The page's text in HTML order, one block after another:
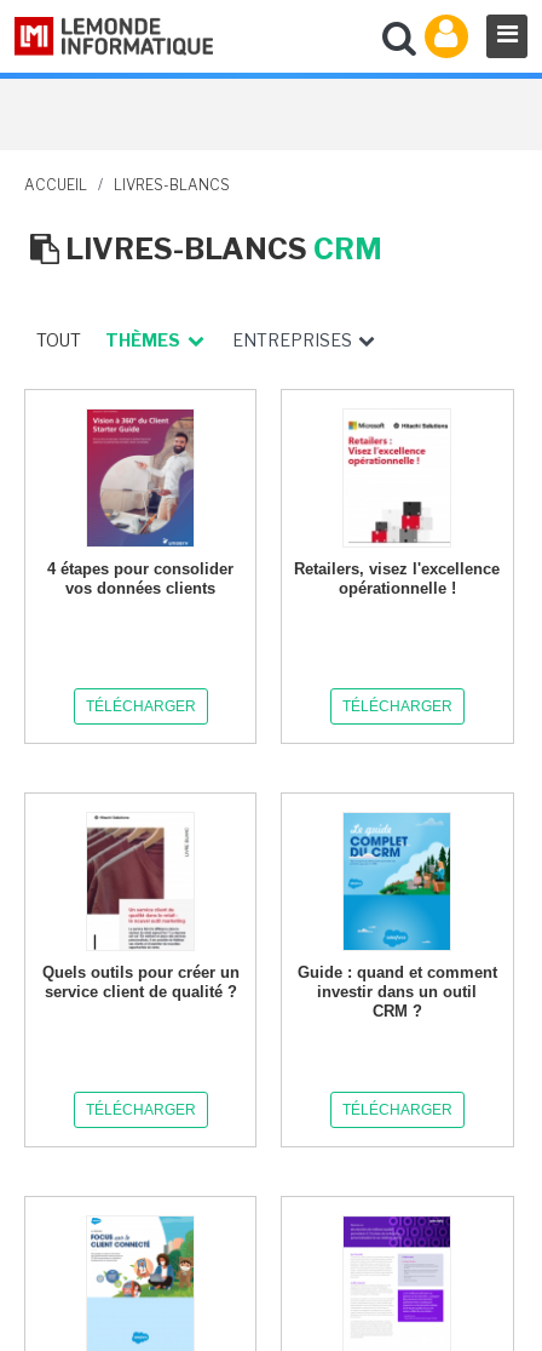
ACCUEIL / LIVRES-BLANCS
LIVRES-BLANCS CRM
TOUT THÈMES ENTREPRISES
4 étapes pour consolider
vos données clients
TÉLÉCHARGER
Retailers, visez l'excellence
opérationnelle !
TÉLÉCHARGER
Quels outils pour créer un
service client de qualité ?
TÉLÉCHARGER
Guide : quand et comment
investir dans un outil
CRM ?
TÉLÉCHARGER